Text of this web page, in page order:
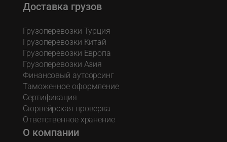
Доставка грузов
Грузоперевозки Турция
Грузоперевозки Китай
Грузоперевозки Европа
Грузоперевозки Азия
Финансовый аутсорсинг
Таможенное оформление
Сертификация
Сюрвейрская проверка
Ответственное хранение
О компании